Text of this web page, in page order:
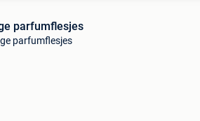
parfumflesjes
parfumflesjes